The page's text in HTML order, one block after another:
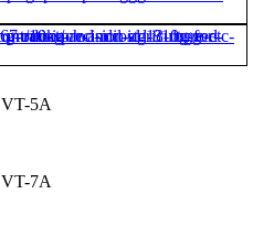
VT-5A
VT-7A